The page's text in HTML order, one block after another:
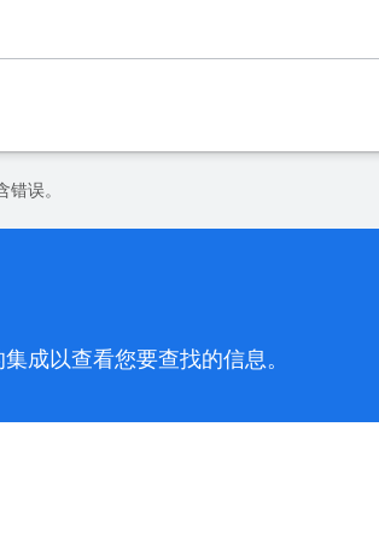
误。
成以查看您要查找的信息。